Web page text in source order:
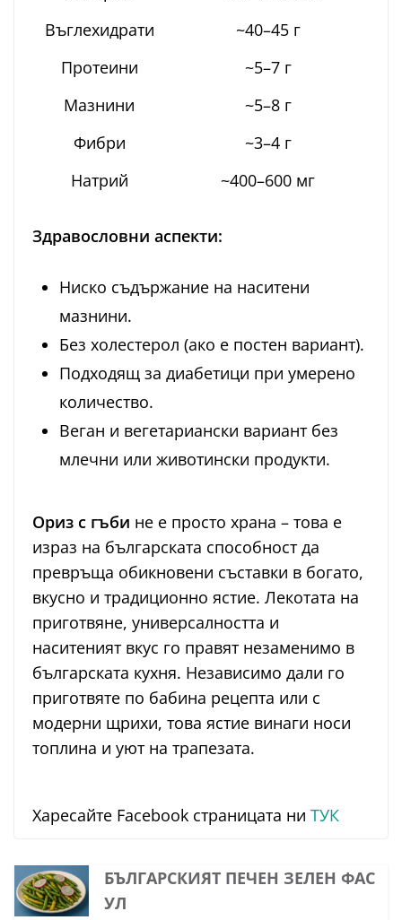
Въглехидрати
~40–45 г
Протеини
~5–7 г
Мазнини
~5–8 г
Фибри
~3–4 г
Натрий
~400–600 мг
Здравословни аспекти:
Ниско съдържание на наситени
мазнини.
Без холестерол (ако е постен вариант).
Подходящ за диабетици при умерено
количество.
Веган и вегетариански вариант без
млечни или животински продукти.
Ориз с гъби не е просто храна – това е
израз на българската способност да
превръща обикновени съставки в богато,
вкусно и традиционно ястие. Лекотата на
приготвяне, универсалността и
наситеният вкус го правят незаменимо в
българската кухня. Независимо дали го
приготвяте по бабина рецепта или с
модерни щрихи, това ястие винаги носи
топлина и уют на трапезата.
Харесайте Facebook страницата ни ТУК
БЪЛГАРСКИЯТ ПЕЧЕН ЗЕЛЕН ФАС
УЛ